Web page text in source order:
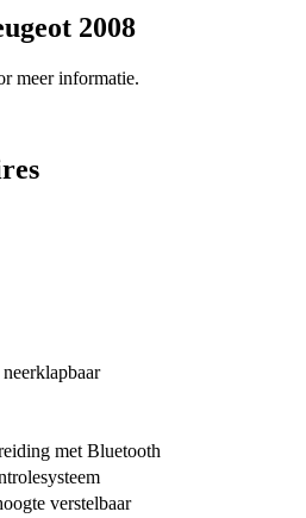
2008
meer informatie.
met Bluetooth
verstelbaar